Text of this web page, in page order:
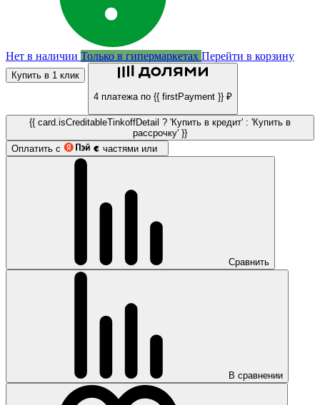
Нет в наличии Только в гипермаркетах Перейти в корзину
Купить в 1 клик
4 платежа по {{ firstPayment }} ₽
{{ card.isCreditableTinkoffDetail ? 'Купить в кредит' : 'Купить в
рассрочку' }}
Оплатить с
частями или
Сравнить
В сравнении